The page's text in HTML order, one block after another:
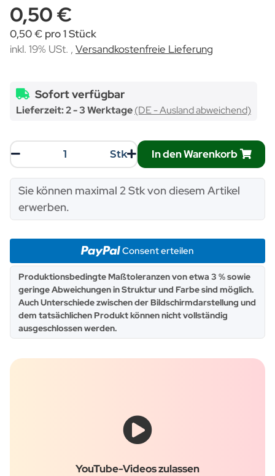
0,50 €
0,50 € pro 1 Stück
inkl. 19% USt. , Versandkostenfreie Lieferung
Sofort verfügbar
Lieferzeit:2 - 3 Werktage(DE - Ausland abweichend)
Stk In den Warenkorb
x
Sie können maximal 2 Stk von diesem Artikel
erwerben.
Consent erteilen
x
Produktionsbedingte Maßtoleranzen von etwa 3 % sowie
geringe Abweichungen in Struktur und Farbe sind möglich.
Auch Unterschiede zwischen der Bildschirmdarstellung und
dem tatsächlichen Produkt können nicht vollständig
ausgeschlossen werden.
YouTube-Videos zulassen